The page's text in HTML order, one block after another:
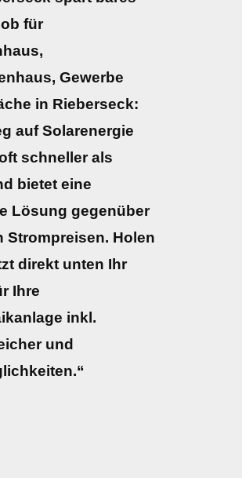
für
Gewerbe
in Rieberseck:
auf Solarenergie
schneller als
bietet eine
Lösung gegenüber
Strompreisen. Holen
direkt unten Ihr
Ihre
inkl.
und